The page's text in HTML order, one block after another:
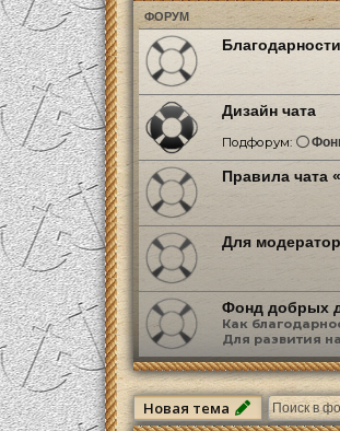
ФОРУМ
Благодарности
Дизайн чата
Подфорум:
Правила чата
Для
Фонд добрых
Как
Для развития
Новая тема